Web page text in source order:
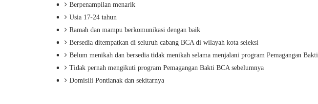
Berpenampilan menarik
Usia 17-24 tahun
Ramah dan mampu berkomunikasi dengan baik
Bersedia ditempatkan di seluruh cabang BCA di wilayah kota seleksi
Belum menikah dan bersedia tidak menikah selama menjalani program Pemagangan Bakti
Tidak pernah mengikuti program Pemagangan Bakti BCA sebelumnya
Domisili Pontianak dan sekitarnya